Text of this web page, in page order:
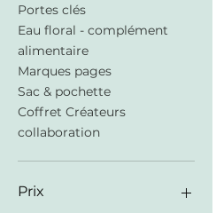
Portes clés
Eau floral - complément
alimentaire
Marques pages
Sac & pochette
Coffret Créateurs
collaboration
Prix